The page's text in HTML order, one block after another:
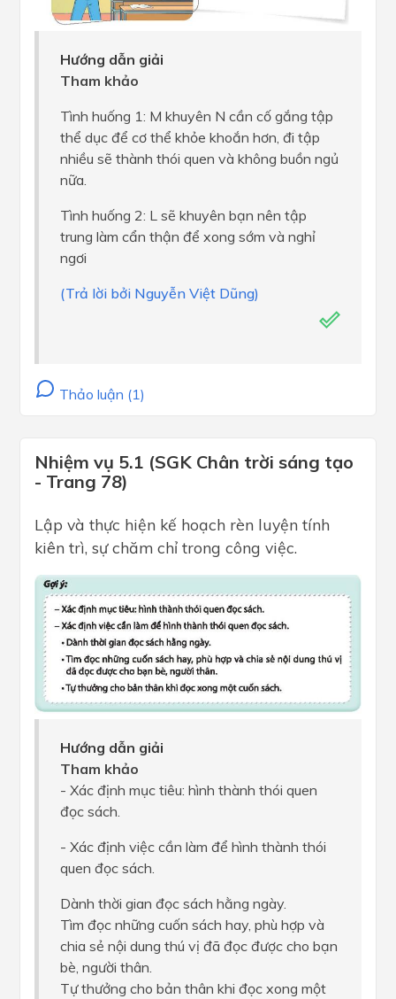
Hướng dẫn giải
Tham khảo
Tình huống 1: M khuyên N cần cố gắng tập
thể dục để cơ thể khỏe khoắn hơn, đi tập
nhiều sẽ thành thói quen và không buồn ngủ
nữa.
Tình huống 2: L sẽ khuyên bạn nên tập
trung làm cẩn thận để xong sớm và nghỉ
ngơi
(Trả lời bởi Nguyễn Việt Dũng)
Thảo luận (1)
Nhiệm vụ 5.1 (SGK Chân trời sáng tạo
- Trang 78)
Lập và thực hiện kế hoạch rèn luyện tính
kiên trì, sự chăm chỉ trong công việc.
Hướng dẫn giải
Tham khảo
- Xác định mục tiêu: hình thành thói quen
đọc sách.
- Xác định việc cần làm để hình thành thói
quen đọc sách.
Dành thời gian đọc sách hằng ngày.
Tìm đọc những cuốn sách hay, phù hợp và
chia sẻ nội dung thú vị đã đọc được cho bạn
bè, người thân.
Tự thưởng cho bản thân khi đọc xong một